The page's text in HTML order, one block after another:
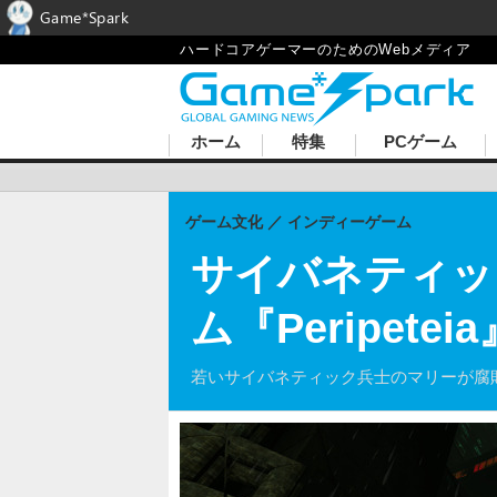
ハードコアゲーマーのためのWebメディア
ホーム 特集 PCゲーム
サイバネティ
ム『Peripeteia
若いサイバネティック兵士のマリーが
ゲーム文化 インディーゲーム
Game*Spark